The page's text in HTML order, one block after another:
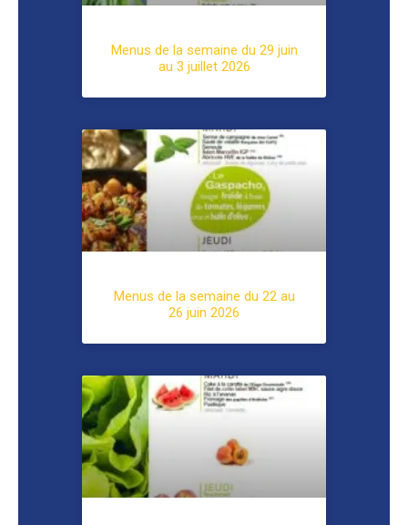
Menus de la semaine du 29 juin
au 3 juillet 2026
Menus de la semaine du 22 au
26 juin 2026